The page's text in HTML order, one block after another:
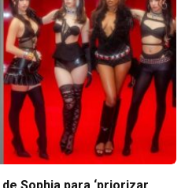
Sophia para ‘priorizar